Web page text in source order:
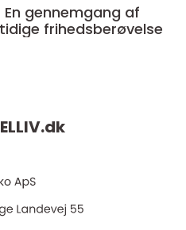
gennemgang af
frihedsberøvelse
dk